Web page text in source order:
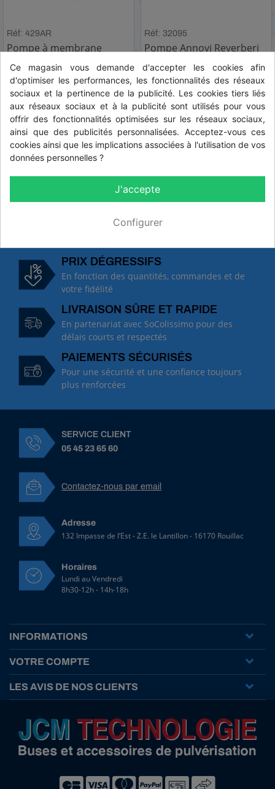
Réf: 429AR
Pompe à membrane
HT 833,48 € HT
TTC 1 000,18 € TTC
Réf: 32095
Pompe Annovi Reverberi
HT 419,90 € HT
TTC 503,88 € TTC
PRIX DÉGRESSIFS
En fonction des quantités, commandes et de
votre fidélité
LIVRAISON SÛRE ET RAPIDE
En partenariat avec SoColissimo pour des
délais courts et respectés
PAIEMENTS SÉCURISÉS
Pour une sécurité et une confiance toujours
plus renforcées
SERVICE CLIENT
05 45 23 65 60
Contactez-nous par email
Adresse
132 Impasse de l’Est - Z.E. le Lantillon - 16170 Rouillac
Horaires
Lundi au Vendredi
8h30-12h - 14h-18h
INFORMATIONS
VOTRE COMPTE
LES AVIS DE NOS CLIENTS
Ce magasin vous demande d'accepter les cookies afin
d'optimiser les performances, les fonctionnalités des réseaux
sociaux et la pertinence de la publicité. Les cookies tiers liés
aux réseaux sociaux et à la publicité sont utilisés pour vous
offrir des fonctionnalités optimisées sur les réseaux sociaux,
ainsi que des publicités personnalisées. Acceptez-vous ces
cookies ainsi que les implications associées à l'utilisation de vos
données personnelles ?
J'accepte
Configurer